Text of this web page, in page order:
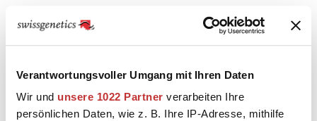
Verantwortungsvoller Umgang mit Ihren Daten
Wir und unsere 1022 Partner verarbeiten Ihre
persönlichen Daten, wie z. B. Ihre IP-Adresse, mithilfe